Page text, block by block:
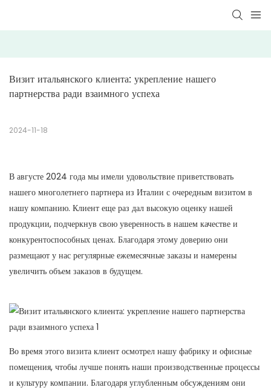
Визит итальянского клиента: укрепление нашего
партнерства ради взаимного успеха
2024-11-18
В августе 2024 года мы имели удовольствие приветствовать
нашего многолетнего партнера из Италии с очередным визитом в
нашу компанию. Клиент еще раз дал высокую оценку нашей
продукции, подчеркнув свою уверенность в нашем качестве и
конкурентоспособных ценах. Благодаря этому доверию они
размещают у нас регулярные ежемесячные заказы и намерены
увеличить объем заказов в будущем.
Во время этого визита клиент осмотрел нашу фабрику и офисные
помещения, чтобы лучше понять наши производственные процессы
и культуру компании. Благодаря углубленным обсуждениям они